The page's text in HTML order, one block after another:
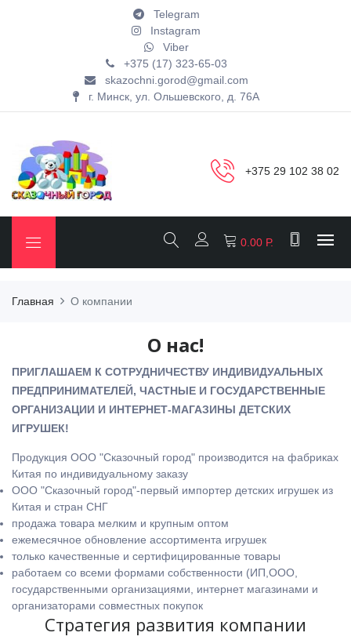
Telegram
Instagram
Viber
+375 (17) 323-65-03
skazochni.gorod@gmail.com
г. Минск, ул. Ольшевского, д. 76А
+375 29 102 38 02
0.00 Р.
Главная О компании
О нас!
ПРИГЛАШАЕМ К СОТРУДНИЧЕСТВУ ИНДИВИДУАЛЬНЫХ
ПРЕДПРИНИМАТЕЛЕЙ, ЧАСТНЫЕ И ГОСУДАРСТВЕННЫЕ
ОРГАНИЗАЦИИ И ИНТЕРНЕТ-МАГАЗИНЫ ДЕТСКИХ
ИГРУШЕК!
Продукция ООО "Сказочный город" производится на фабриках
Китая по индивидуальному заказу
ООО "Сказочный город"-первый импортер детских игрушек из
Китая и стран СНГ
продажа товара мелким и крупным оптом
ежемесячное обновление ассортимента игрушек
только качественные и сертифицированные товары
работаем со всеми формами собственности (ИП,ООО,
государственными организациями, интернет магазинами и
организаторами совместных покупок
Стратегия развития компании